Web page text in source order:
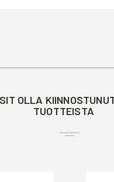
OLLA
TUOTTEISTA